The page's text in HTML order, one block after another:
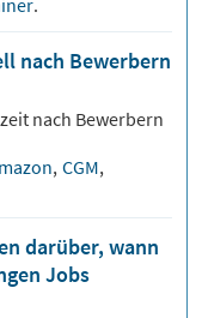
.
nach Bewerbern
nach Bewerbern
, CGM,
darüber, wann
Jobs